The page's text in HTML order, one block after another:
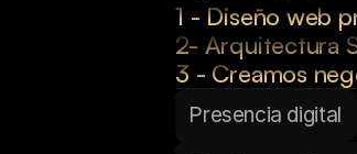
1 - Diseño web
2- Arquitectura
3 - Creamos
Presencia digital